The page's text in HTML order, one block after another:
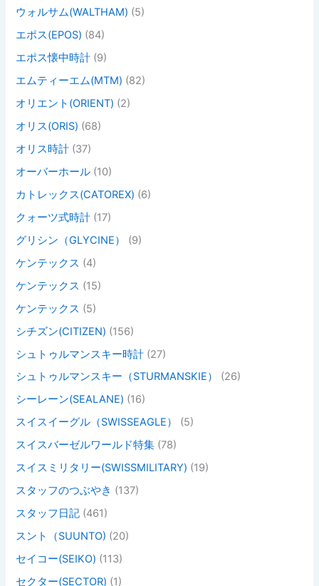
ウォルサム(WALTHAM) (5)
エポス(EPOS) (84)
エポス懐中時計 (9)
エムティーエム(MTM) (82)
オリエント(ORIENT) (2)
オリス(ORIS) (68)
オリス時計 (37)
オーバーホール (10)
カトレックス(CATOREX) (6)
クォーツ式時計 (17)
グリシン（GLYCINE）
(9)
ケンテックス (4)
ケンテックス (15)
ケンテックス (5)
シチズン(CITIZEN) (156)
シュトゥルマンスキー時計 (27)
シュトゥルマンスキー（STURMANSKIE）
(26)
シーレーン(SEALANE) (16)
スイスイーグル（SWISSEAGLE）
(5)
スイスバーゼルワールド特集 (78)
スイスミリタリー(SWISSMILITARY) (19)
スタッフのつぶやき (137)
スタッフ日記 (461)
スント（SUUNTO) (20)
セイコー(SEIKO) (113)
セクター(SECTOR) (1)